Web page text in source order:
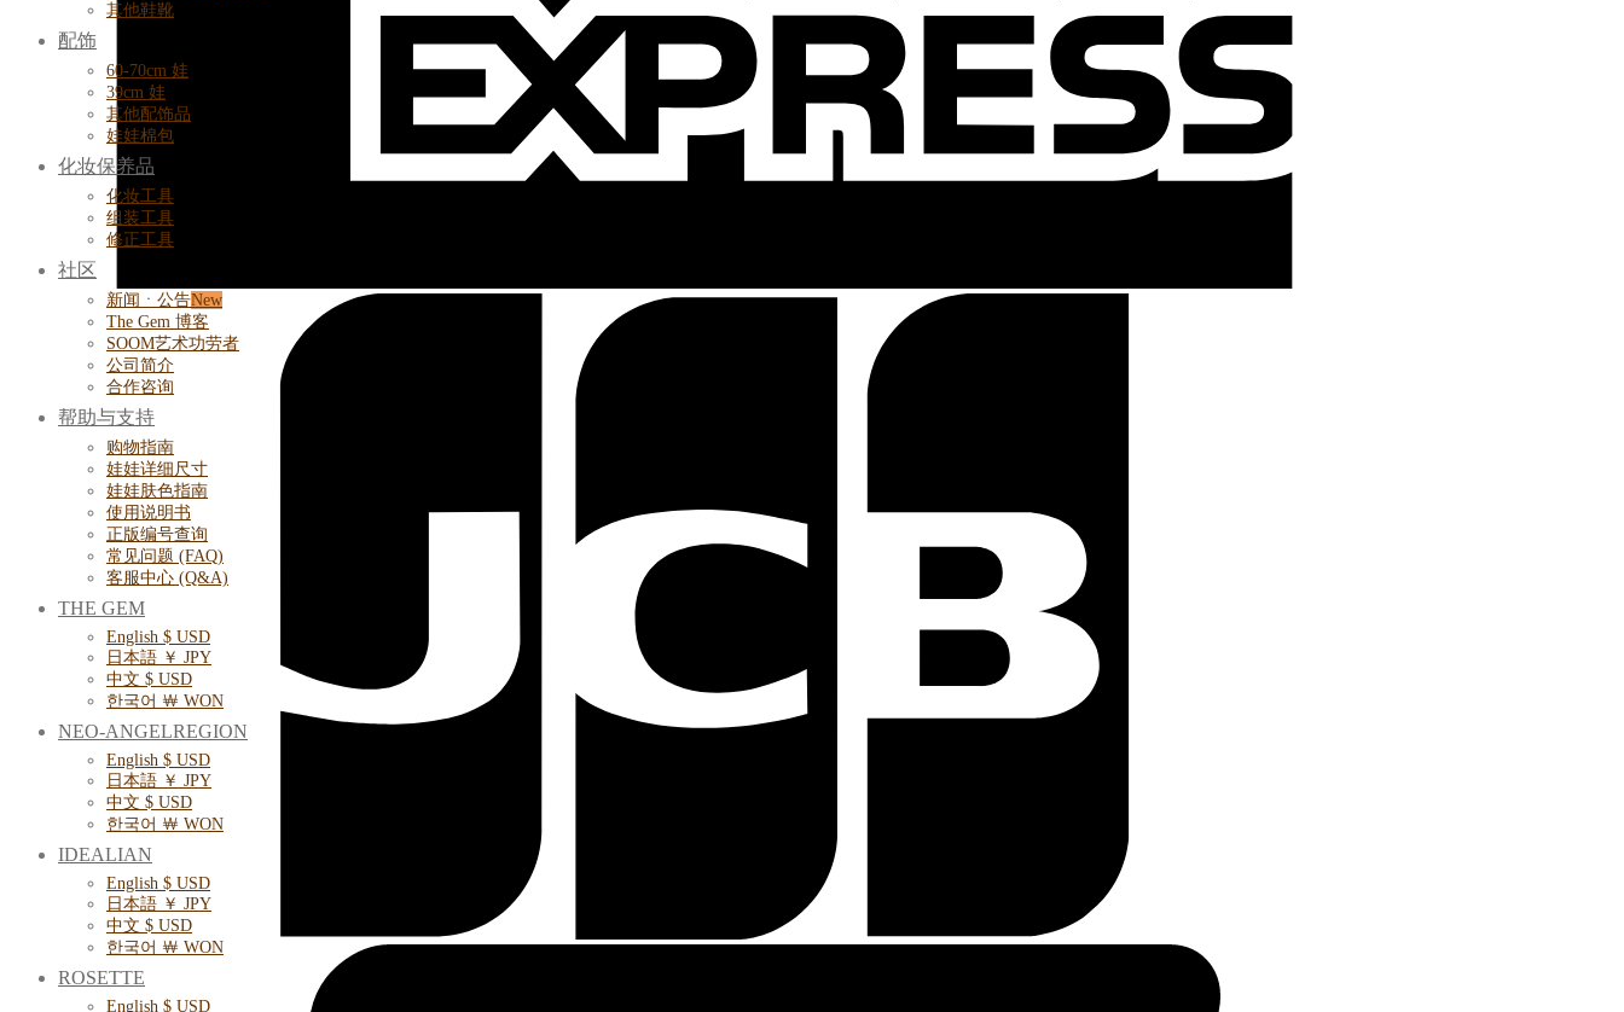
其他鞋靴
配饰
60-70cm 娃
39cm 娃
其他配饰品
娃娃棉包
化妆保养品
化妆工具
组装工具
修正工具
社区
新闻ㆍ公告
The Gem 博客
SOOM艺术功劳者
公司简介
合作咨询
帮助与支持
购物指南
娃娃详细尺寸
娃娃肤色指南
使用说明书
正版编号查询
常见问题 (FAQ)
客服中心 (Q&A)
THE GEM
English $ USD
日本語 ￥ JPY
中文 $ USD
한국어 ￦ WON
NEO-ANGELREGION
English $ USD
日本語 ￥ JPY
中文 $ USD
한국어 ￦ WON
IDEALIAN
English $ USD
日本語 ￥ JPY
中文 $ USD
한국어 ￦ WON
ROSETTE
English $ USD